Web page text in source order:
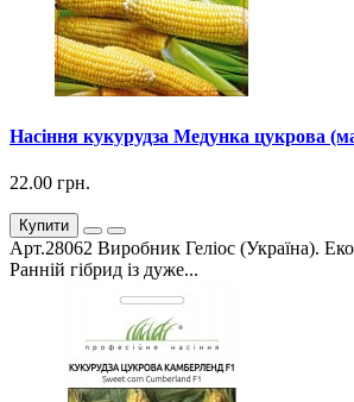
Насіння кукурудза Медунка цукрова
22.00 грн.
Купити
Арт.28062 Виробник Геліос (Україна).
Ранній гібрид із дуже...